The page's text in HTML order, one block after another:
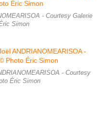
- Courtesy Galerie
Simon
- Courtesy
Éric Simon